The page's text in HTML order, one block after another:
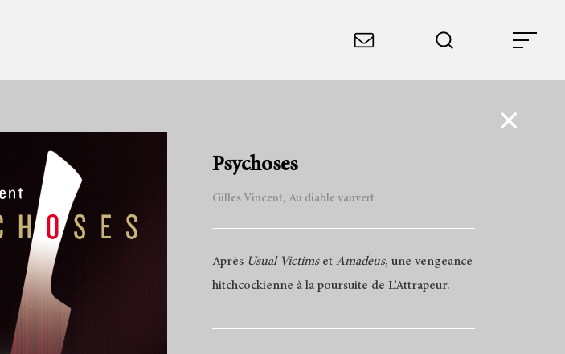
Psychoses
Gilles Vincent, Au diable vauvert
Après Usual Victimset Amadeus, une vengeance
hitchcockienne à la poursuite de L’Attrapeur.